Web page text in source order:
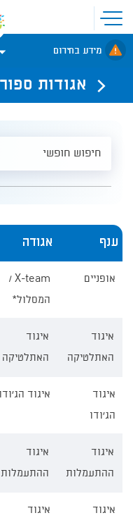
פתיחת
תפריט
אתר
מידע בחירום
אגודות
ספורט
ענף אגודה
אופניים
X-team /
המסלול*
איגוד
האתלטיקה
איגוד
האתלטיקה
איגוד
הג'ודו
איגוד הג'ודו
איגוד
ההתעמלות
איגוד
ההתעמלות
איגוד
איגוד